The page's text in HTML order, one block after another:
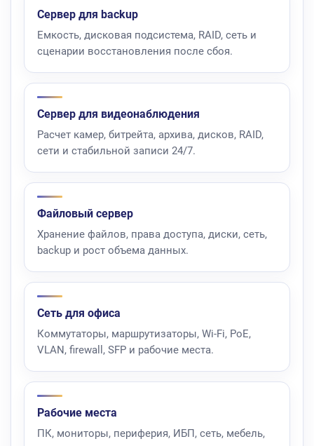
Сервер для backup
Емкость, дисковая подсистема, RAID, сеть и
сценарии восстановления после сбоя.
Сервер для видеонаблюдения
Расчет камер, битрейта, архива, дисков, RAID,
сети и стабильной записи 24/7.
Файловый сервер
Хранение файлов, права доступа, диски, сеть,
backup и рост объема данных.
Сеть для офиса
Коммутаторы, маршрутизаторы, Wi-Fi, PoE,
VLAN, firewall, SFP и рабочие места.
Рабочие места
ПК, мониторы, периферия, ИБП, сеть, мебель,